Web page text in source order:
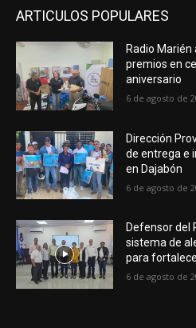
ARTICULOS POPULARES
Radio
premios en
aniversario
6 de agosto de
Dirección
de entrega e
en Dajabón
6 de agosto de
Defensor del
sistema de
para
6 de agosto de